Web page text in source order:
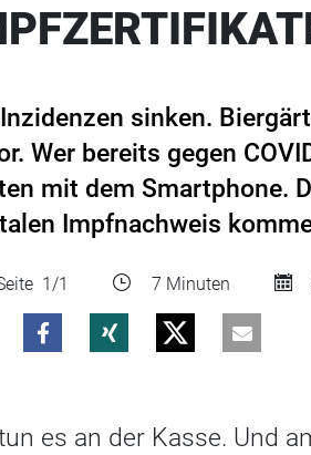
Inzidenzen sinken.
Wer bereits gegen
mit dem Smartphone.
Impfnachweis
1/1 7 Minuten
es an der Kasse. Und